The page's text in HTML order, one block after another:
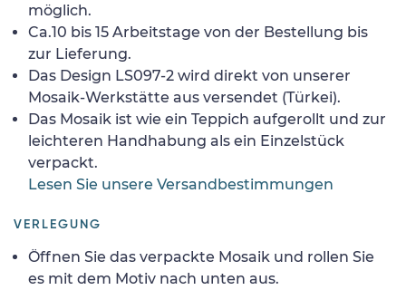
möglich.
Ca.10 bis 15 Arbeitstage von der Bestellung bis
zur Lieferung.
Das Design LS097-2 wird direkt von unserer
Mosaik-Werkstätte aus versendet (Türkei).
Das Mosaik ist wie ein Teppich aufgerollt und zur
leichteren Handhabung als ein Einzelstück
verpackt.
Lesen Sie unsere Versandbestimmungen
VERLEGUNG
Öffnen Sie das verpackte Mosaik und rollen Sie
es mit dem Motiv nach unten aus.